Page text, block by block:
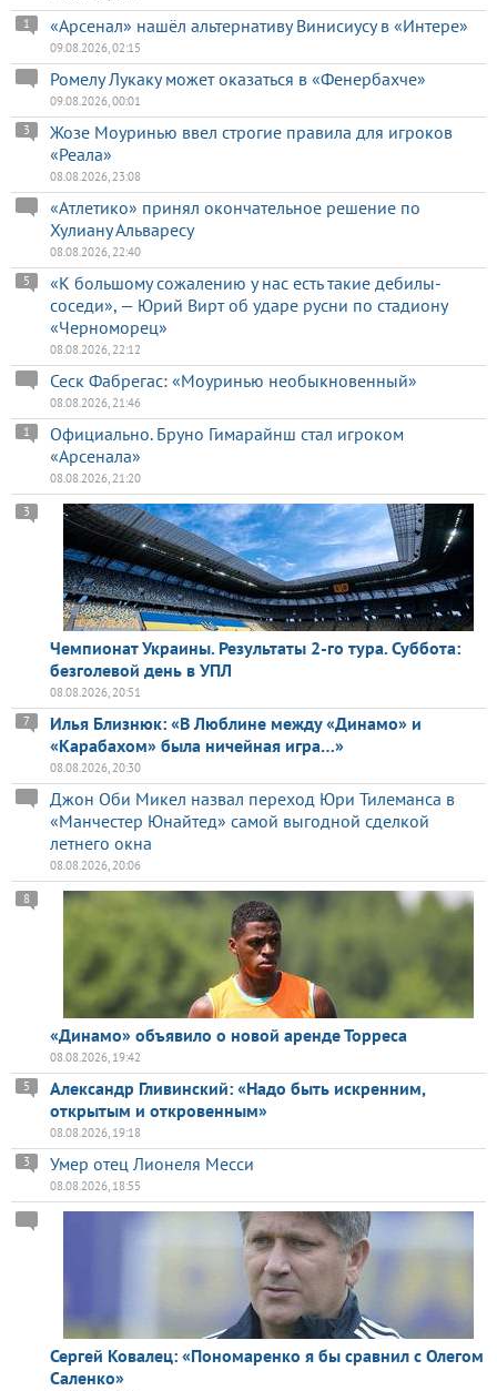
«Арсенал» нашёл альтернативу Винисиусу в «Интере»
1
09.08.2026, 02:15
Ромелу Лукаку может оказаться в «Фенербахче»
09.08.2026, 00:01
Жозе Моуринью ввел строгие правила для игроков
«Реала»
3
08.08.2026, 23:08
«Атлетико» принял окончательное решение по
Хулиану Альваресу
08.08.2026, 22:40
«К большому сожалению у нас есть такие дебилы-
соседи», — Юрий Вирт об ударе русни по стадиону
«Черноморец»
5
08.08.2026, 22:12
Сеск Фабрегас: «Моуринью необыкновенный»
08.08.2026, 21:46
Официально. Бруно Гимарайнш стал игроком
«Арсенала»
1
08.08.2026, 21:20
Чемпионат Украины. Результаты 2-го тура. Суббота:
безголевой день в УПЛ
3
08.08.2026, 20:51
Илья Близнюк: «В Люблине между «Динамо» и
«Карабахом» была ничейная игра…»
7
08.08.2026, 20:30
Джон Оби Микел назвал переход Юри Тилеманса в
«Манчестер Юнайтед» самой выгодной сделкой
летнего окна
08.08.2026, 20:06
«Динамо» объявило о новой аренде Торреса
8
08.08.2026, 19:42
Александр Гливинский: «Надо быть искренним,
открытым и откровенным»
5
08.08.2026, 19:18
Умер отец Лионеля Месси
3
08.08.2026, 18:55
Сергей Ковалец: «Пономаренко я бы сравнил с Олегом
Саленко»